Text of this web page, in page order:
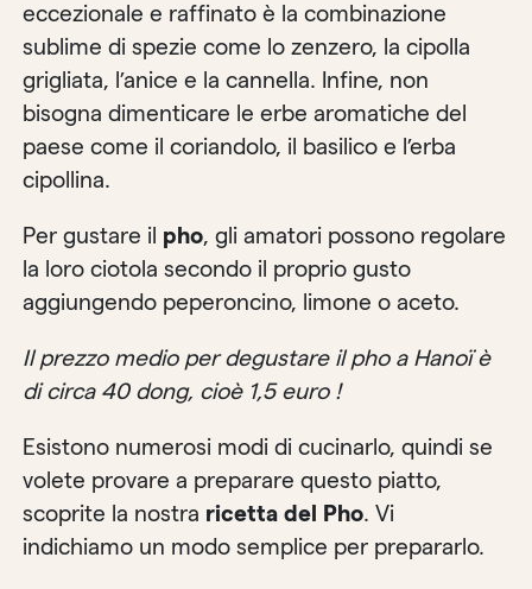
eccezionale e raffinato è la combinazione
sublime di spezie come lo zenzero, la cipolla
grigliata, l’anice e la cannella. Infine, non
bisogna dimenticare le erbe aromatiche del
paese come il coriandolo, il basilico e l’erba
cipollina.
Per gustare il pho, gli amatori possono regolare
la loro ciotola secondo il proprio gusto
aggiungendo peperoncino, limone o aceto.
Il prezzo medio per degustare il pho a Hanoï è
di circa 40 dong, cioè 1,5 euro !
Esistono numerosi modi di cucinarlo, quindi se
volete provare a preparare questo piatto,
scoprite la nostra ricetta del Pho. Vi
indichiamo un modo semplice per prepararlo.